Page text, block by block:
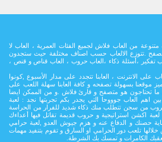
من العاب فلاش لجميع الفئات العمرية ، العاب لا
.تتوزع الالعاب حسب اصناف مختلفة حيث ستجدون
تفكير ،أسئلة ذكاء ،العاب حروب ، العاب قناص و قنص ،
على الانترنت ، العابنا تتجدد على مدار اﻷسبوع ,كونوا
موقعنا بسهولة تصفحه و كافة العابنا سهلة اللعب على
ما تحتاجون هو متصفح و قارئ فلاش .و من الممكن ايضا
اهم العاب جوووحا التي يجدر بكم تجربتها نجد : لعبة
من سجن تتطلب منك ذكاء شديد للفرار من الحراسة
اكشن استراتيجية و حروب قديمة تقاتل فيها أعداءك
حصنك و الدفاع عنه و هزم جيوش العدو ,لعبة حرامي
تلعب دور الحرامي او السارق و تقوم بتنفيد مهمات
الكامرات و تمسك بك الشرطة.